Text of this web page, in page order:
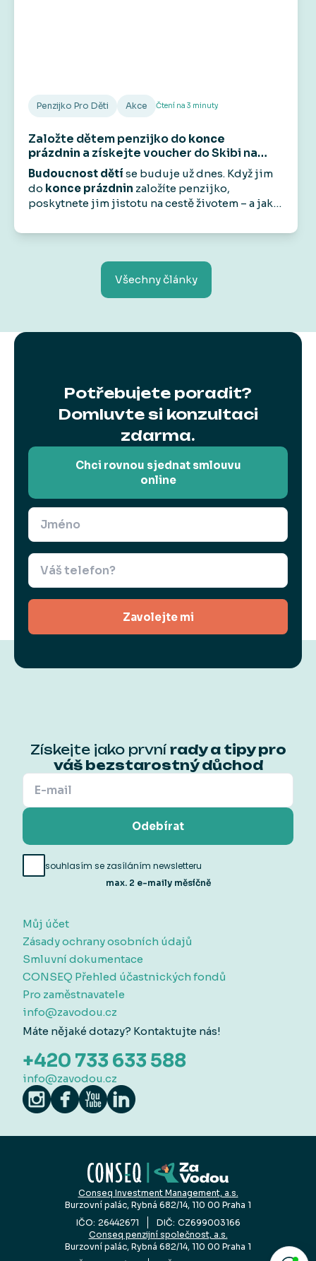
Penzijko Pro Děti Akce Čtení na 3 minuty
Založte dětem penzijko dokonce
prázdnin a získejte voucher do Skibi na
1 000 Kč
Budoucnost dětíse buduje už dnes. Když jim
do konce prázdnin založíte penzijko,
poskytnete jim jistotu na cestě životem – a jako
na 1 000 Kč.Protože radost by měla být teď
Všechny články
Potřebujete poradit?
Domluvte si konzultaci
zdarma.
Chci rovnou sjednat smlouvu
online
Zavolejte mi
Získejte jako první rady a tipy pro
váš bezstarostný důchod
Odebírat
souhlasím se zasíláním newsletteru
max. 2 e-maily měsíčně
Můj účet
Zásady ochrany osobních údajů
Smluvní dokumentace
CONSEQ Přehled účastnických fondů
Pro zaměstnavatele
info@zavodou.cz
Máte nějaké dotazy? Kontaktujte nás!
+420 733 633 588
info@zavodou.cz
Conseq Investment Management, a.s.
Burzovní palác, Rybná 682/14, 110 00 Praha 1
IČO: 26442671 DIČ: CZ699003166
Conseq penzijní společnost, a.s.
Burzovní palác, Rybná 682/14, 110 00 Praha 1